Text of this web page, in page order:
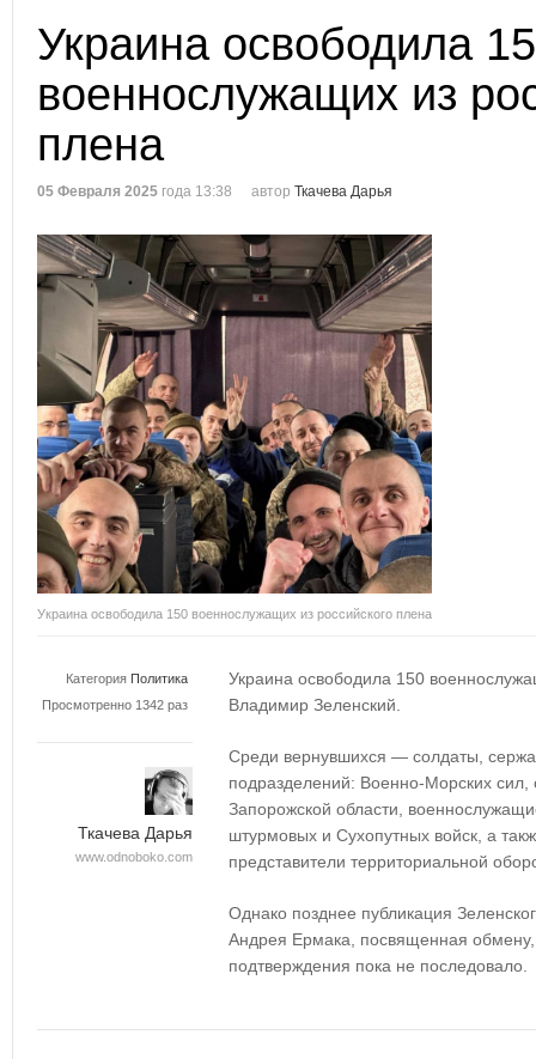
Украина освободила
военнослужащих из
плена
05 Февраля 2025 года 13:38 автор Ткачева Дарья
Украина освободила 150 военнослужащих из российского плена
Категория Политика
Просмотренно 1342 раз
Ткачева Дарья
www.odnoboko.com
Украина освободила 150
Владимир Зеленский.
Среди вернувшихся — солдаты,
подразделений: Военно-Морских
Запорожской области,
штурмовых и Сухопутных войск, а
представители территориальной
Однако позднее публикация
Андрея Ермака, посвященная
подтверждения пока не последовало.